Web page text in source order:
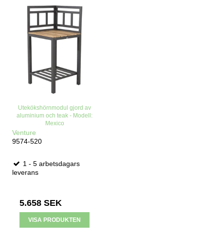
Utekökshörnmodul gjord av
aluminium och teak - Modell:
Mexico
Venture
9574-520
1 - 5 arbetsdagars
leverans
5.658 SEK
VISA PRODUKTEN